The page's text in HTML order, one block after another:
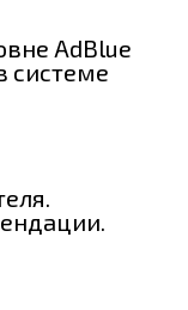
AdBlue
системе